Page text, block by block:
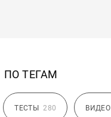
ПО ТЕГАМ
ТЕСТЫ 280 ВИДЕО